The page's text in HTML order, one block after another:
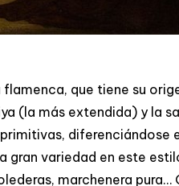
que tiene su
(la más extendida) y la
diferenciándose
gran variedad en este
marchenera pura…